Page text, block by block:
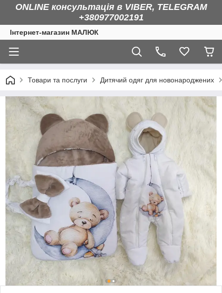
ONLINE консультація в VIBER, TELEGRAM
+380977002191
Інтернет-магазин МАЛЮК
Товари та послуги Дитячий одяг для новонароджених